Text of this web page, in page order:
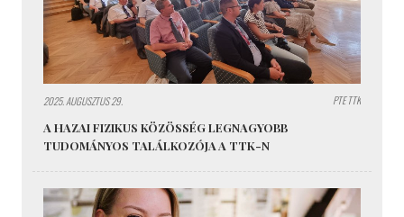
2025. AUGUSZTUS 29. PTE TTK
A HAZAI FIZIKUS KÖZÖSSÉG LEGNAGYOBB
TUDOMÁNYOS TALÁLKOZÓJA A TTK-N